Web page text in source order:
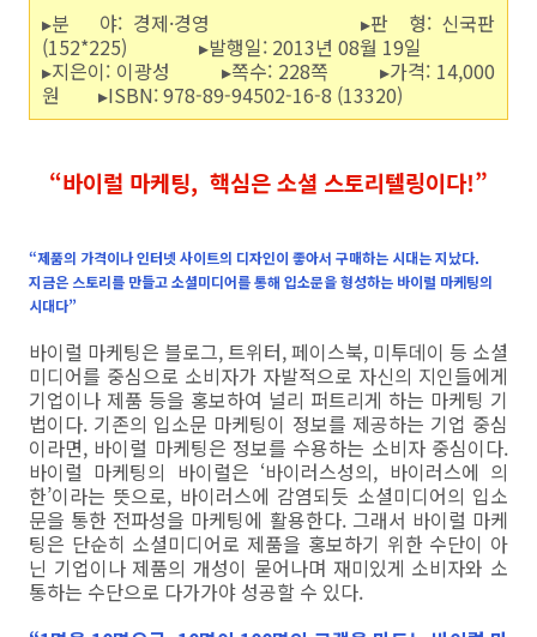
▸분 야: 경제·경영 ▸판 형: 신국판
(152*225) ▸발행일: 2013년 08월 19일
▸지은이: 이광성 ▸쪽수: 228쪽 ▸가격: 14,000
원 ▸ISBN: 978-89-94502-16-8 (13320)
“바이럴 마케팅, 핵심은 소셜 스토리텔링이다!”
“제품의 가격이나 인터넷 사이트의 디자인이 좋아서 구매하는 시대는 지났다.
지금은 스토리를 만들고 소셜미디어를 통해 입소문을 형성하는 바이럴 마케팅의
시대다”
바이럴 마케팅은 블로그, 트위터, 페이스북, 미투데이 등 소셜
미디어를 중심으로 소비자가 자발적으로 자신의 지인들에게
기업이나 제품 등을 홍보하여 널리 퍼트리게 하는 마케팅 기
법이다. 기존의 입소문 마케팅이 정보를 제공하는 기업 중심
이라면, 바이럴 마케팅은 정보를 수용하는 소비자 중심이다.
바이럴 마케팅의 바이럴은 ‘바이러스성의, 바이러스에 의
한’이라는 뜻으로, 바이러스에 감염되듯 소셜미디어의 입소
문을 통한 전파성을 마케팅에 활용한다. 그래서 바이럴 마케
팅은 단순히 소셜미디어로 제품을 홍보하기 위한 수단이 아
닌 기업이나 제품의 개성이 묻어나며 재미있게 소비자와 소
통하는 수단으로 다가가야 성공할 수 있다.